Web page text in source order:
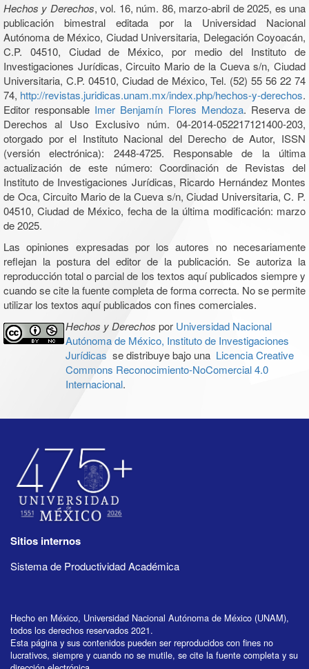
Hechos y Derechos, vol. 16, núm. 86, marzo-abril de 2025, es una
publicación bimestral editada por la Universidad Nacional
Autónoma de México, Ciudad Universitaria, Delegación Coyoacán,
C.P. 04510, Ciudad de México, por medio del Instituto de
Investigaciones Jurídicas, Circuito Mario de la Cueva s/n, Ciudad
Universitaria, C.P. 04510, Ciudad de México, Tel. (52) 55 56 22 74
74, http://revistas.juridicas.unam.mx/index.php/hechos-y-derechos.
Editor responsable Imer Benjamín Flores Mendoza. Reserva de
Derechos al Uso Exclusivo núm. 04-2014-052217121400-203,
otorgado por el Instituto Nacional del Derecho de Autor, ISSN
(versión electrónica): 2448-4725. Responsable de la última
actualización de este número: Coordinación de Revistas del
Instituto de Investigaciones Jurídicas, Ricardo Hernández Montes
de Oca, Circuito Mario de la Cueva s/n, Ciudad Universitaria, C. P.
04510, Ciudad de México, fecha de la última modificación: marzo
de 2025.
Las opiniones expresadas por los autores no necesariamente
reflejan la postura del editor de la publicación. Se autoriza la
reproducción total o parcial de los textos aquí publicados siempre y
cuando se cite la fuente completa de forma correcta. No se permite
utilizar los textos aquí publicados con fines comerciales.
Hechos y Derechos por Universidad Nacional
Autónoma de México, Instituto de Investigaciones
Jurídicas se distribuye bajo una Licencia Creative
Commons Reconocimiento-NoComercial 4.0
Internacional.
Sitios internos
Sistema de Productividad Académica
Hecho en México, Universidad Nacional Autónoma de México (UNAM),
todos los derechos reservados 2021.
Esta página y sus contenidos pueden ser reproducidos con fines no
lucrativos, siempre y cuando no se mutile, se cite la fuente completa y su